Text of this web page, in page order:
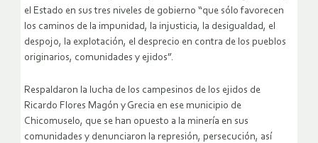
el Estado en sus tres niveles de gobierno “que sólo favorecen
los caminos de la impunidad, la injusticia, la desigualdad, el
despojo, la explotación, el desprecio en contra de los pueblos
originarios, comunidades y ejidos”.
Respaldaron la lucha de los campesinos de los ejidos de
Ricardo Flores Magón y Grecia en ese municipio de
Chicomuselo, que se han opuesto a la minería en sus
comunidades y denunciaron la represión, persecución, así